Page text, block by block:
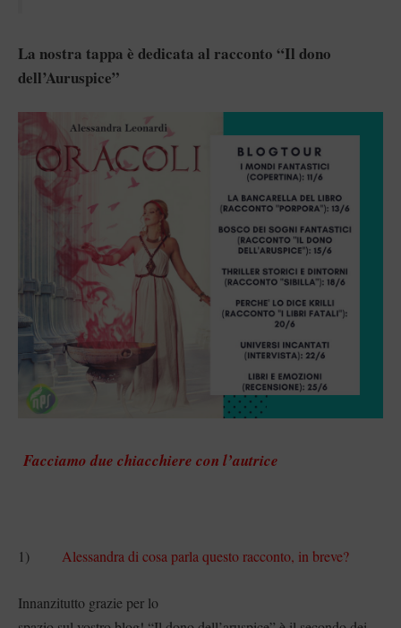
La nostra tappa è dedicata al racconto “Il dono
dell’Auruspice”
Facciamo due chiacchiere con l’autrice
1) Alessandra di cosa parla questo racconto, in breve?
Innanzitutto grazie per lo